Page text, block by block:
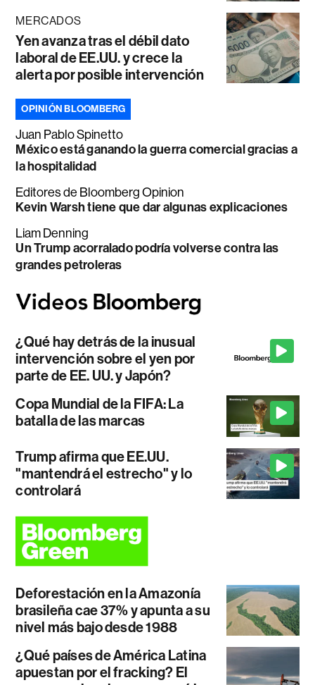
MERCADOS
Yen avanza tras el débil dato
laboral de EE.UU. y crece la
alerta por posible intervención
OPINIÓN BLOOMBERG
Juan Pablo Spinetto
México está ganando la guerra comercial gracias a
la hospitalidad
Editores de Bloomberg Opinion
Kevin Warsh tiene que dar algunas explicaciones
Liam Denning
Un Trump acorralado podría volverse contra las
grandes petroleras
¿Qué hay detrás de la inusual
intervención sobre el yen por
parte de EE. UU. y Japón?
Copa Mundial de la FIFA: La
batalla de las marcas
Trump afirma que EE.UU.
"mantendrá el estrecho" y lo
controlará
Deforestación en la Amazonía
brasileña cae 37% y apunta a su
nivel más bajo desde 1988
¿Qué países de América Latina
apuestan por el fracking? El